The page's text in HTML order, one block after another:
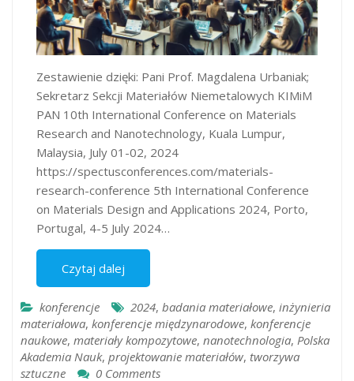
Zestawienie dzięki: Pani Prof. Magdalena Urbaniak;
Sekretarz Sekcji Materiałów Niemetalowych KIMiM
PAN 10th International Conference on Materials
Research and Nanotechnology, Kuala Lumpur,
Malaysia, July 01-02, 2024
https://spectusconferences.com/materials-
research-conference 5th International Conference
on Materials Design and Applications 2024, Porto,
Portugal, 4-5 July 2024…
Czytaj dalej
konferencje 2024, badania materiałowe, inżynieria
materiałowa, konferencje międzynarodowe, konferencje
naukowe, materiały kompozytowe, nanotechnologia, Polska
Akademia Nauk, projektowanie materiałów, tworzywa
sztuczne
0 Comments